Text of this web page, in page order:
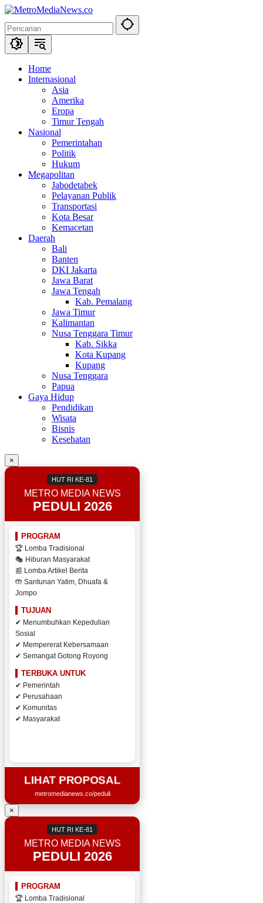
Langsung
konten
Home
Internasional
Asia
Amerika
Eropa
Timur Tengah
Nasional
Pemerintahan
Politik
Hukum
Megapolitan
Jabodetabek
Pelayanan Publik
Transportasi
Kota Besar
Kemacetan
Daerah
Bali
Banten
DKI Jakarta
Jawa Barat
Jawa Tengah
Kab. Pemalang
Jawa Timur
Kalimantan
Nusa Tenggara Timur
Kab. Sikka
Kota Kupang
Kupang
Nusa Tenggara
Papua
Gaya Hidup
Pendidikan
Wisata
Bisnis
Kesehatan
×
HUT RI KE-81
METRO MEDIA NEWS
PEDULI 2026
PROGRAM
🏆 Lomba Tradisional
🎭 Hiburan Masyarakat
📰 Lomba Artikel Berita
🤲 Santunan Yatim, Dhuafa &
Jompo
TUJUAN
✔ Menumbuhkan Kepedulian
Sosial
✔ Mempererat Kebersamaan
✔ Semangat Gotong Royong
TERBUKA UNTUK
✔ Pemerintah
✔ Perusahaan
✔ Komunitas
✔ Masyarakat
LIHAT PROPOSAL
metromedianews.co/peduli
×
HUT RI KE-81
METRO MEDIA NEWS
PEDULI 2026
PROGRAM
🏆 Lomba Tradisional